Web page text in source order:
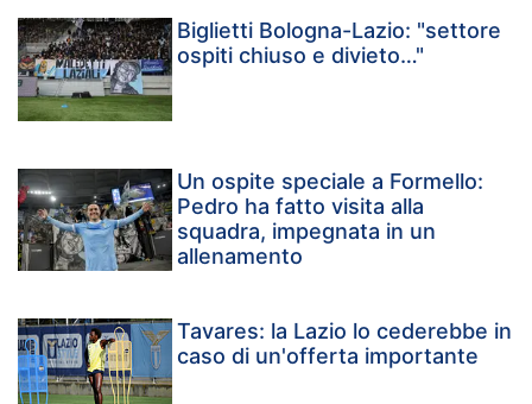
Biglietti Bologna-Lazio: "settore
ospiti chiuso e divieto…"
Un ospite speciale a Formello:
Pedro ha fatto visita alla
squadra, impegnata in un
allenamento
Tavares: la Lazio lo cederebbe in
caso di un'offerta importante